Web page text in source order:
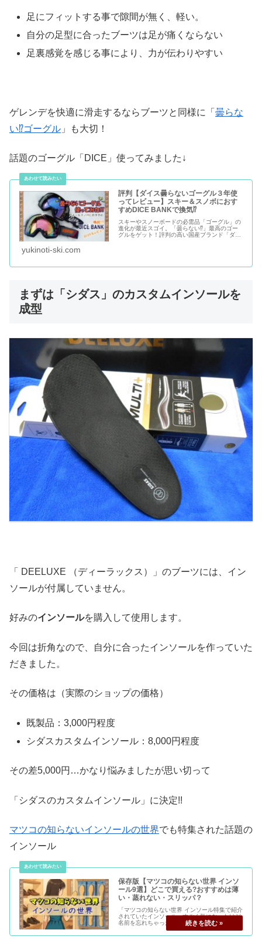
足にフィットする事で隙間が無く、軽い。
自分の足型に合ったブーツは足が痛くならない
足裏感覚を感じる事により、力が伝わりやすい
ゲレンデを快適に滑走するならブーツと同様に「 曇らな
い⁉ゴーグル 」も大切！
話題のゴーグル「DICE」使ってみました↓
評判【ダイス曇らないゴーグル３年使
ってレビュー】スキー＆スノボにおす
すめDICE BANKで換気⁉
スキーやスノーボードの必需品「ゴーグル」の
進化が最近スゴイ。「曇らない⁉」最高のゴー
グルをゲット！評判の高い国産ブランド「ダイ
yukinoti-ski.com
まずは「シダス」のカスタムインソールを
成型
「 DEELUXE （ディーラックス）」のブーツには、イン
ソールが付属していません。
好みのインソールを購入して使用します。
今回は折角なので、自分に合ったインソールを作っていた
だきました。
その価格は（実際のショップの価格）
既製品：3,000円程度
シダスカスタムインソール：8,000円程度
その差5,000円…かなり悩みましたが思い切って
「シダスのカスタムインソール」に決定!!
マツコの知らないインソールの世界でも特集された話題の
インソール
保存版【マツコの知らない世界 インソ
ール9選】どこで買える?おすすめは薄
い・蒸れない・スリッパ？
「マツコの知らない世界 インソール特集で紹介
されていたインソール、すごく気になったけど
名前を忘れちゃった…」 「薄くて蒸れない、お
すすめのインソールを探してるけど、どれが良
いか分からない…」 そんな方に向けて、この記